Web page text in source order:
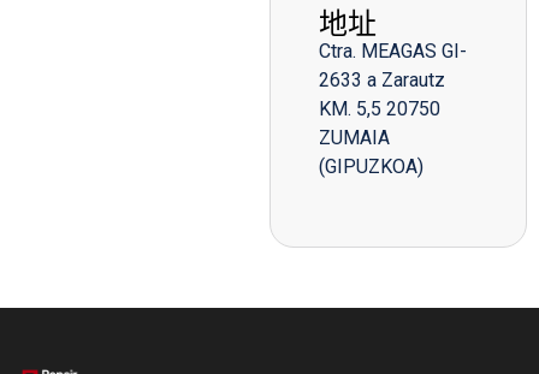
地址
Ctra. MEAGAS GI-
2633 a Zarautz
KM. 5,5 20750
ZUMAIA
(GIPUZKOA)